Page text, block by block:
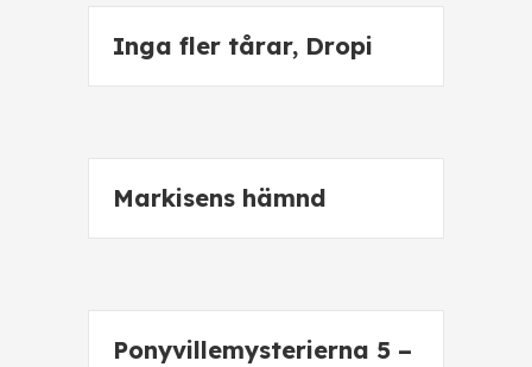
Inga fler tårar, Dropi
Markisens hämnd
Ponyvillemysterierna 5 –